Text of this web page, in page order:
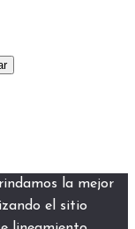
la mejor
el sitio